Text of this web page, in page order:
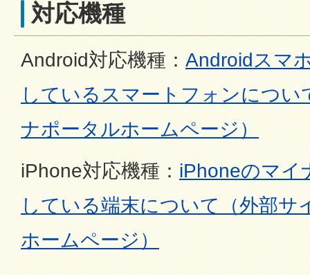
対応機種
Android対応機種： Androidスマ
しているスマートフォンについ
ナポータルホームページ）
iPhone対応機種： iPhoneのマイ
している端末について（外部サ
ホームページ）